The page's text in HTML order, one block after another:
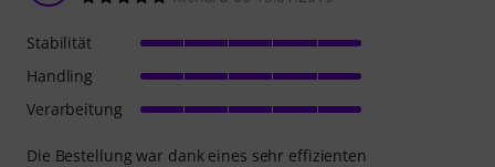
Die Bestellung war dank eines sehr effizienten
Stabilität
Handling
Verarbeitung